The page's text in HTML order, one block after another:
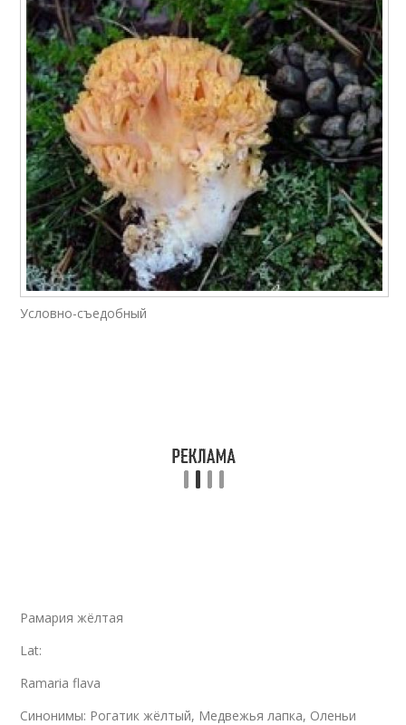
Условно-съедобный
Рамария жёлтая
Lat:
Ramaria flava
Синонимы: Рогатик жёлтый, Медвежья лапка, Оленьи